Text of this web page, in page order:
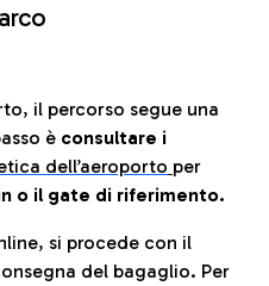
il percorso segue una
è consultare i
dell’aeroporto per
o il gate di riferimento.
si procede con il
del bagaglio. Per